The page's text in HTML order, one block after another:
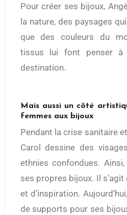
Pour créer ses bijoux, Angèle Bijoux s’inspire de
la nature, des paysages
que des couleurs du
tissus lui font penser
destination.
Mais aussi un côté
femmes aux bijoux
Pendant la crise sanitaire et lors du confinement,
Carol dessine des
ethnies confondues.
ses propres bijoux. Il
et d’inspiration.
de supports pour ses